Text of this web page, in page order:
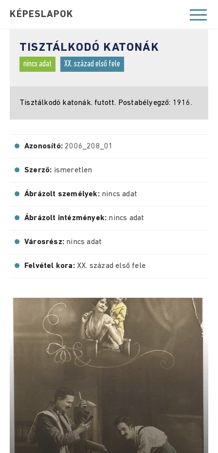
KÉPESLAPOK
TISZTÁLKODÓ KATONÁK
nincs adat XX. század első fele
Tisztálkodó katonák. futott. Postabélyegző: 1916.
Azonosító: 2006_208_01
Szerző: ismeretlen
Ábrázolt személyek: nincs adat
Ábrázolt intézmények: nincs adat
Városrész: nincs adat
Felvétel kora: XX. század első fele